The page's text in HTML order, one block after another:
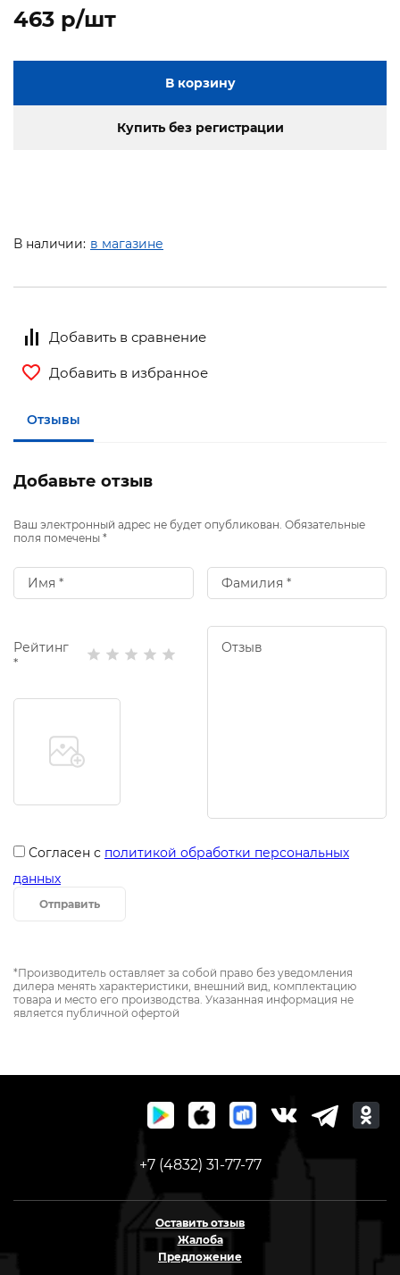
463 p/шт
В корзину
Купить без регистрации
В наличии: в магазине
Добавить в сравнение
Добавить в избранное
Отзывы
Добавьте отзыв
Ваш электронный адрес не будет опубликован. Обязательные
поля помечены *
Рейтинг
*
Согласен с политикой обработки персональных
данных
Отправить
*Производитель оставляет за собой право без уведомления
дилера менять характеристики, внешний вид, комплектацию
товара и место его производства. Указанная информация не
является публичной офертой
+7 (4832) 31-77-77
Оставить отзыв
Жалоба
Предложение